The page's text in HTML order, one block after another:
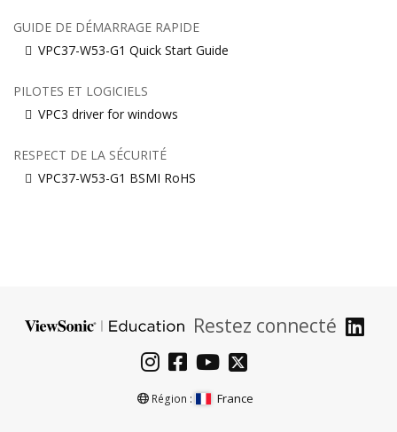
GUIDE DE DÉMARRAGE RAPIDE
VPC37-W53-G1 Quick Start Guide
PILOTES ET LOGICIELS
VPC3 driver for windows
RESPECT DE LA SÉCURITÉ
VPC37-W53-G1 BSMI RoHS
Restez connecté
Région : France